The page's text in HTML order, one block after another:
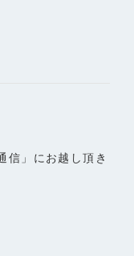
信」にお越し頂き